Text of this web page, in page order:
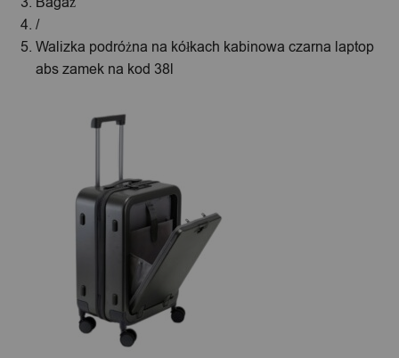
/
Walizka podróżna na kółkach kabinowa czarna laptop
abs zamek na kod 38l